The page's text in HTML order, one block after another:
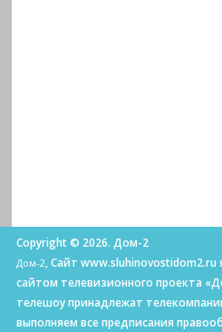
Copyright © 2026. Дом-2
Дом-2, Сайт
сайтом телевизионного проекта
телешоу принадлежат
выполняем все предписания